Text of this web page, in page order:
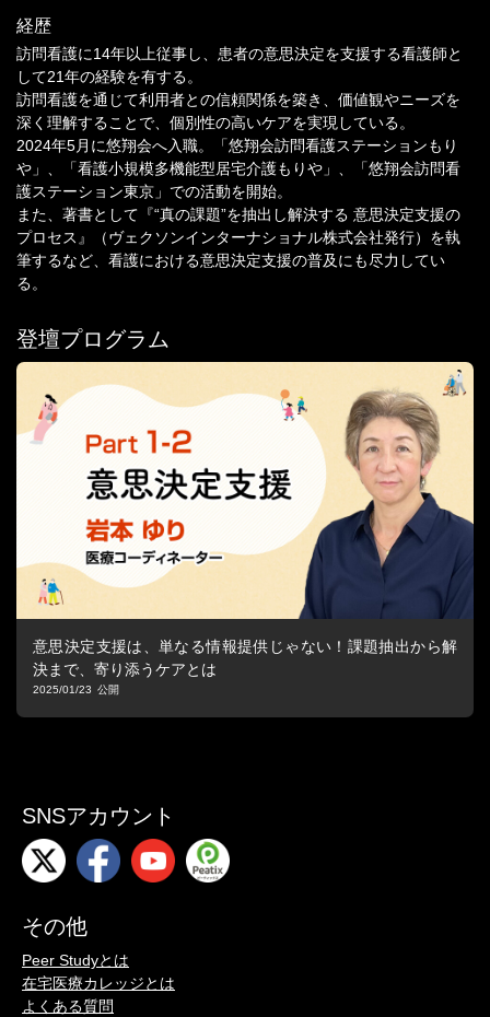
経歴
訪問看護に14年以上従事し、患者の意思決定を支援する看護師と
して21年の経験を有する。
訪問看護を通じて利用者との信頼関係を築き、価値観やニーズを
深く理解することで、個別性の高いケアを実現している。
2024年5月に悠翔会へ入職。「悠翔会訪問看護ステーションもり
や」、「看護小規模多機能型居宅介護もりや」、「悠翔会訪問看
護ステーション東京」での活動を開始。
また、著書として『“真の課題”を抽出し解決する 意思決定支援の
プロセス』（ヴェクソンインターナショナル株式会社発行）を執
筆するなど、看護における意思決定支援の普及にも尽力してい
る。
登壇プログラム
意思決定支援は、単なる情報提供じゃない！課題抽出から解
決まで、寄り添うケアとは
2025/01/23
SNSアカウント
その他
Peer Studyとは
在宅医療カレッジとは
よくある質問